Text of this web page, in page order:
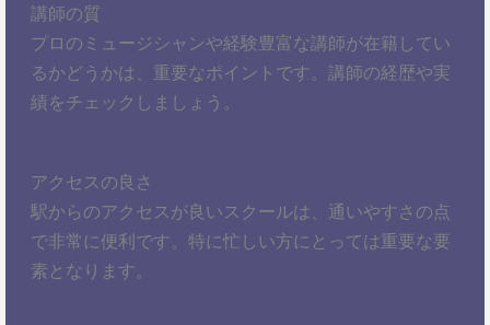
講師の質
プロのミュージシャンや経験豊富な講師が在籍してい
るかどうかは、重要なポイントです。講師の経歴や実
績をチェックしましょう。
アクセスの良さ
駅からのアクセスが良いスクールは、通いやすさの点
で非常に便利です。特に忙しい方にとっては重要な要
素となります。